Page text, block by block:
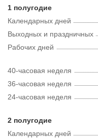
1 полугодие
Календарных дней
Рабочих дней
Выходных и праздничных
40-часовая неделя
36-часовая неделя
24-часовая неделя
2 полугодие
Календарных дней